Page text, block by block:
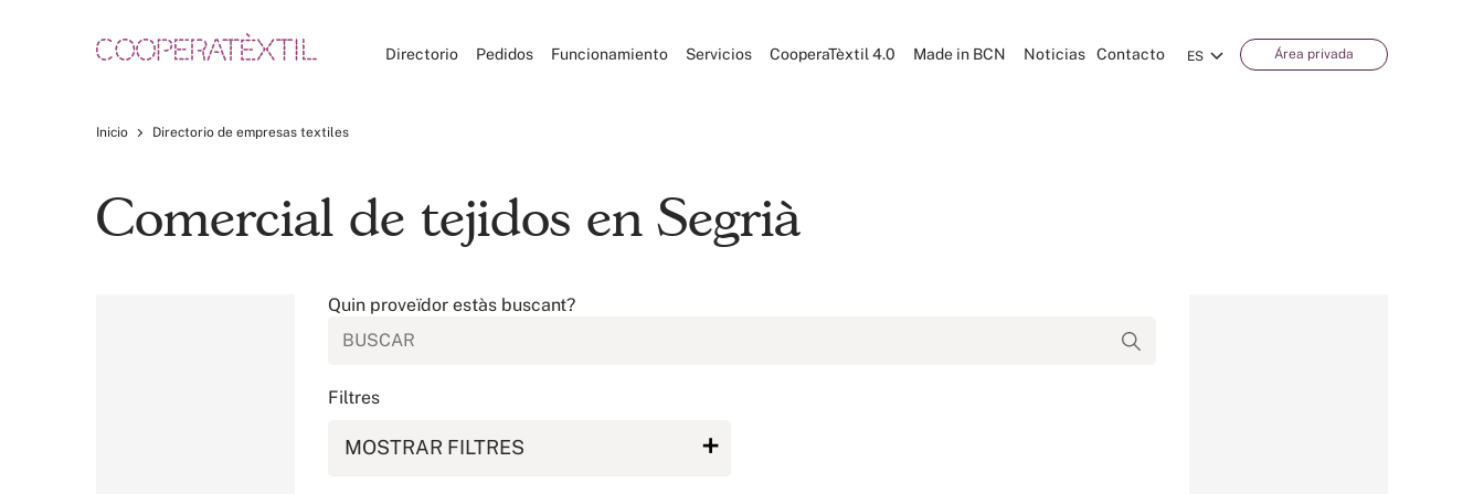
ES Área privada
Directorio Pedidos Funcionamiento Servicios CooperaTèxtil 4.0 Made in BCN Noticias Contacto
Inicio Directorio de empresas textiles
Comercial de tejidos en Segrià
Quin proveïdor estàs buscant?
Filtres
MOSTRAR FILTRES